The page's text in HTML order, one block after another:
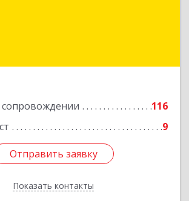
116
9
Отправить заявку
Показать контакты
г, Зеленоград г, корпус 2307А,
Отправить заявку
Назад